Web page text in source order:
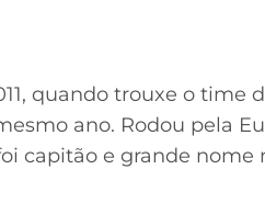
quando trouxe o time
ano. Rodou pela
capitão e grande nome